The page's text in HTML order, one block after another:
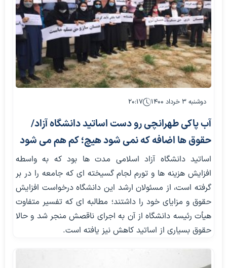
دوشنبه ۳ خرداد ۱۴۰۰ ۲۰:۱۷
آب پاکی طهرانچی رو دست اساتید دانشگاه آزاد/
حقوق ها اضافه که نمی شود هیچ؛ کم هم می شود
اساتید دانشگاه آزاد اسلامی مدت ها بود که به واسطه
افزایش هزینه ها و تورم لجام گسیخته ای که جامعه را در بر
گرفته است، از مسئولان ارشد این دانشگاه درخواست افزایش
حقوق و مزایای خود را داشتند؛ مطالبه ای که تفسیر متفاوت
هیأت رئیسه دانشگاه از آن به اجرای ناقصش منجر شد و حالا
حقوق بسیاری از اساتید کاهش نیز یافته است.